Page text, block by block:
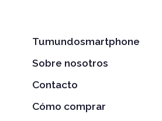
Tumundosmartphone
Sobre nosotros
Contacto
Cómo comprar